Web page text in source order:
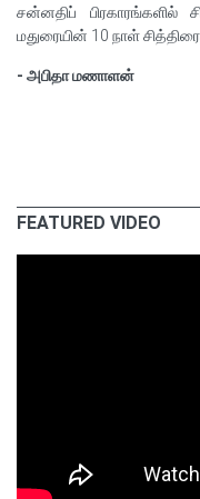
சன்னதிப் பிரகாரங்களில்
மதுரையின் 10 நாள்
- அபிதா மணாளன்
FEATURED VIDEO